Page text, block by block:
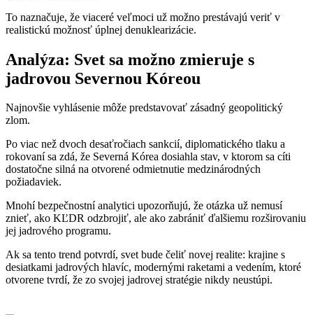
To naznačuje, že viaceré veľmoci už možno prestávajú veriť v
realistickú možnosť úplnej denuklearizácie.
Analýza: Svet sa možno zmieruje s
jadrovou Severnou Kóreou
Najnovšie vyhlásenie môže predstavovať zásadný geopolitický
zlom.
Po viac než dvoch desaťročiach sankcií, diplomatického tlaku a
rokovaní sa zdá, že Severná Kórea dosiahla stav, v ktorom sa cíti
dostatočne silná na otvorené odmietnutie medzinárodných
požiadaviek.
Mnohí bezpečnostní analytici upozorňujú, že otázka už nemusí
znieť, ako KĽDR odzbrojiť, ale ako zabrániť ďalšiemu rozširovaniu
jej jadrového programu.
Ak sa tento trend potvrdí, svet bude čeliť novej realite: krajine s
desiatkami jadrových hlavíc, modernými raketami a vedením, ktoré
otvorene tvrdí, že zo svojej jadrovej stratégie nikdy neustúpi.